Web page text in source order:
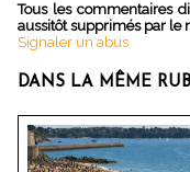
Tous les commentaires
aussitôt supprimés par le
Signaler un abus
DANS LA MÊME